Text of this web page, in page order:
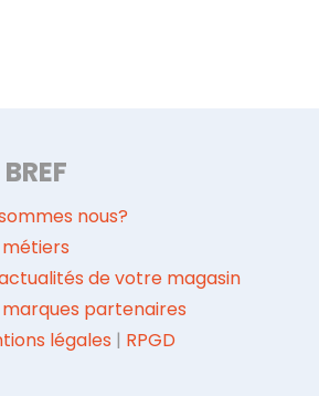
nous?
métiers
de votre magasin
marques partenaires
légales | RPGD